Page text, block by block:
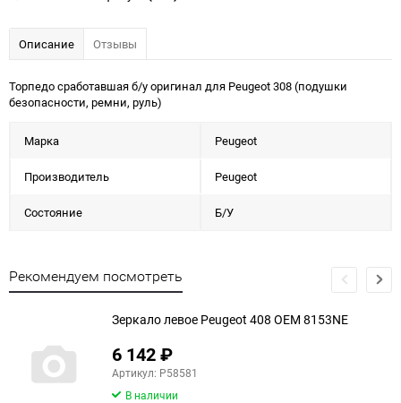
Описание Отзывы
Торпедо сработавшая б/у оригинал для Peugeot 308 (подушки
безопасности, ремни, руль)
Марка Peugeot
Производитель Peugeot
Состояние Б/У
Рекомендуем посмотреть
Зеркало левое Peugeot 408 OEM 8153NE
6 142₽
Артикул: P58581
В наличии